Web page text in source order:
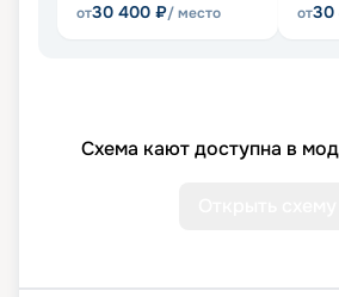
от30 400 ₽/ место
от30
Схема кают доступна в